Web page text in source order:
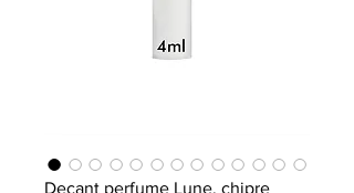
Decant perfume Lune, chipre